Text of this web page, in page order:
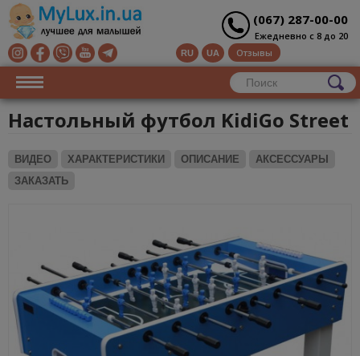
(067) 287-00-00
Ежедневно с 8 до 20
RU UA Отзывы
Настольный футбол KidiGo Street
ВИДЕО ХАРАКТЕРИСТИКИ ОПИСАНИЕ
АКСЕССУАРЫ
ЗАКАЗАТЬ